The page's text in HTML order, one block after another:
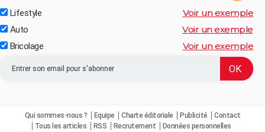
Lifestyle Voir un exemple
Auto Voir un exemple
Bricolage Voir un exemple
Qui sommes-nous ? Equipe Charte éditoriale Publicité
Contact
Tous les articles
RSS Recrutement
Données personnelles